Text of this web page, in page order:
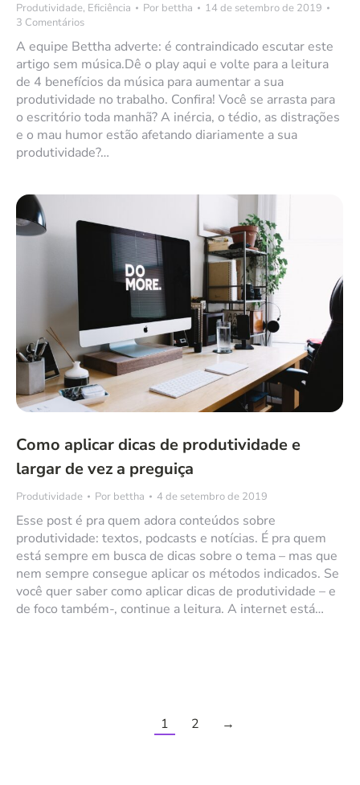
Produtividade, Eficiência Por bettha
14 de setembro de 2019
3 Comentários
A equipe Bettha adverte: é contraindicado escutar este
artigo sem música.Dê o play aqui e volte para a leitura
de 4 benefícios da música para aumentar a sua
produtividade no trabalho. Confira! Você se arrasta para
o escritório toda manhã? A inércia, o tédio, as distrações
e o mau humor estão afetando diariamente a sua
produtividade?…
Como aplicar dicas de produtividade e
largar de vez a preguiça
Produtividade Por bettha 4 de setembro de 2019
Esse post é pra quem adora conteúdos sobre
produtividade: textos, podcasts e notícias. É pra quem
está sempre em busca de dicas sobre o tema – mas que
nem sempre consegue aplicar os métodos indicados. Se
você quer saber como aplicar dicas de produtividade – e
de foco também-, continue a leitura. A internet está…
1 2 →